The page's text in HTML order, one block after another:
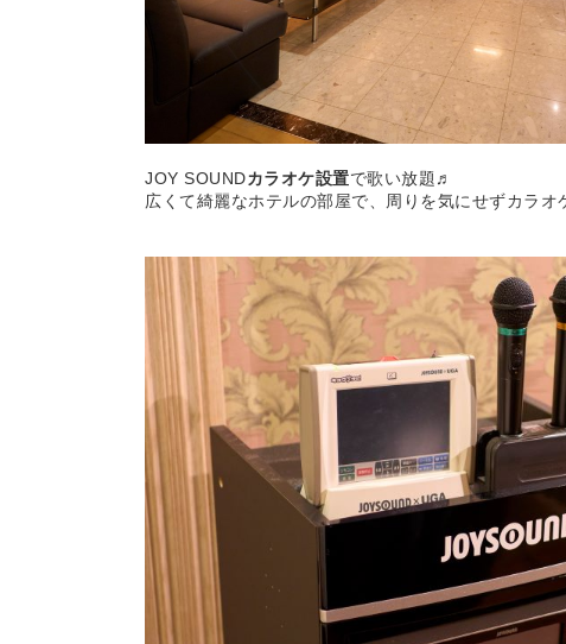
JOY SOUNDカラオケ設置で歌い放題♬
広くて綺麗なホテルの部屋で、周りを気にせずカラオ